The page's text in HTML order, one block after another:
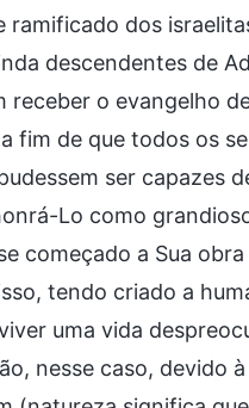
ramificado dos
descendentes de
receber o evangelho
fim de que todos os
ser capazes
Lo como
começado a Sua
tendo criado a
uma vida
nesse caso, devido